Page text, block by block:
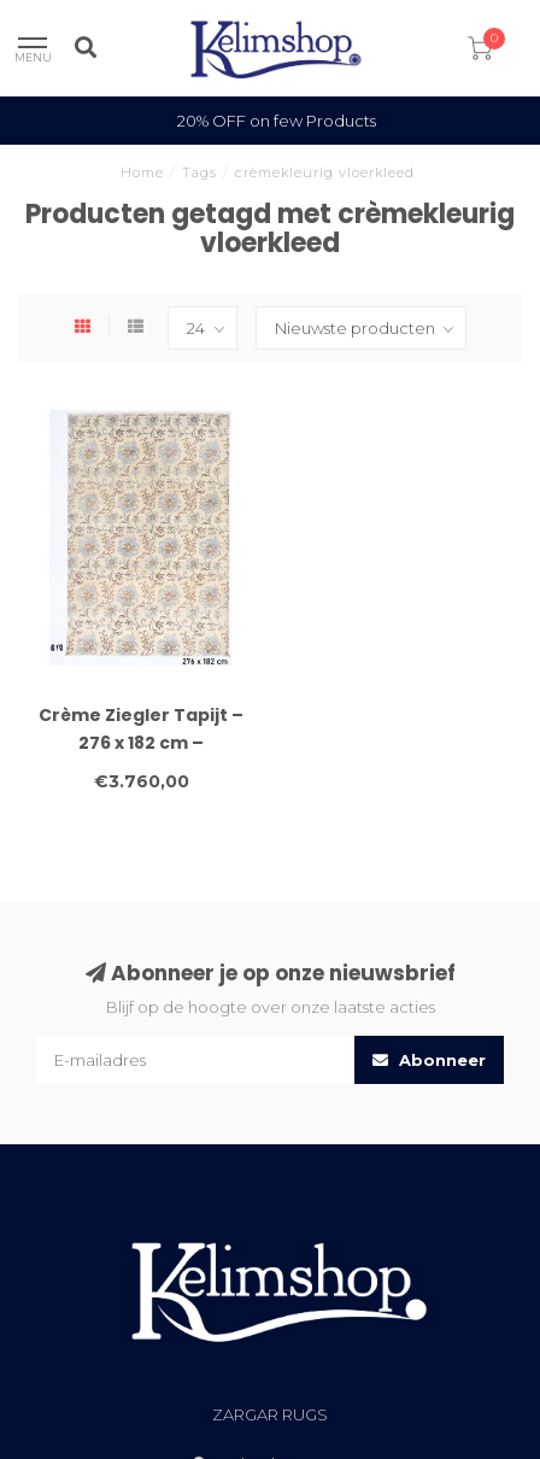
MENU
0
20% OFF on few Products
Home Tags crèmekleurig vloerkleed
Producten getagd met crèmekleurig
vloerkleed
Crème Ziegler Tapijt –
276 x 182 cm –
Handgeknoopt van Wol
€3.760,00
Abonneer je op onze nieuwsbrief
Blijf op de hoogte over onze laatste acties
Abonneer
ZARGAR RUGS